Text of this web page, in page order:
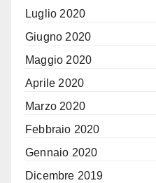
Luglio 2020
Giugno 2020
Maggio 2020
Aprile 2020
Marzo 2020
Febbraio 2020
Gennaio 2020
Dicembre 2019